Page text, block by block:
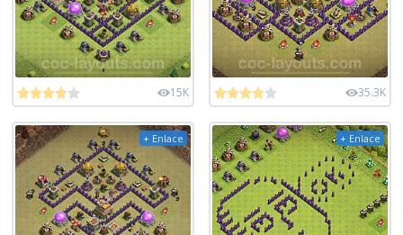
15K 35.3K
+ Enlace + Enlace